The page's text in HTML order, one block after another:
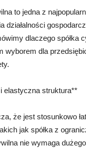
to jedna z
działalności
dlaczego spółka
wyborem dla
elastyczna struktura**
że ​​jest stosunkowo
jak spółka z
nie wymaga dużego